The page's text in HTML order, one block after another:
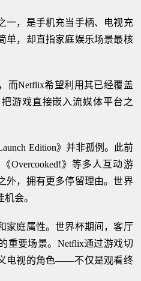
一，是手机充当手柄、电视充
单，却直指家庭娱乐场景最核
而Netflix希望利用其已经覆盖
游戏直接嵌入流媒体平台之
Edition》并非孤例。此前
Overcooked!》等多人互动游
外，拥有更多停留理由。世界
会。
家庭属性。世界杯期间，客厅
重要场景。Netflix通过游戏切
电视的角色——不仅是观看终